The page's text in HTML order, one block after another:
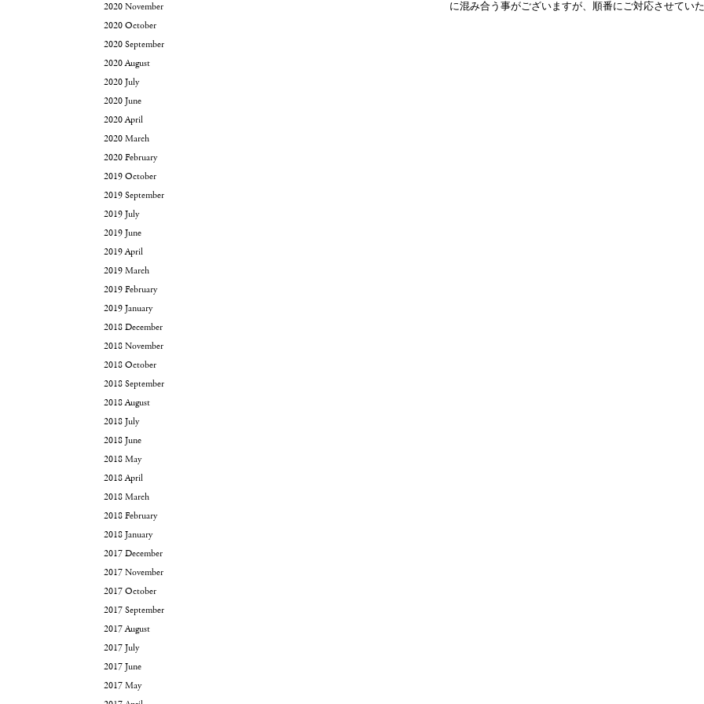
に混み合う事がございますが、順番にご対応させていた
2020 November
2020 October
2020 September
2020 August
2020 July
2020 June
2020 April
2020 March
2020 February
2019 October
2019 September
2019 July
2019 June
2019 April
2019 March
2019 February
2019 January
2018 December
2018 November
2018 October
2018 September
2018 August
2018 July
2018 June
2018 May
2018 April
2018 March
2018 February
2018 January
2017 December
2017 November
2017 October
2017 September
2017 August
2017 July
2017 June
2017 May